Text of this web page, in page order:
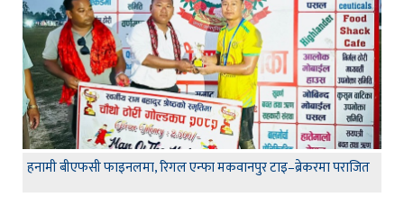
हनामी बीएफसी फाइनलमा, रिगल एन्फा मकवानपुर टाइ–ब्रेकरमा पराजित